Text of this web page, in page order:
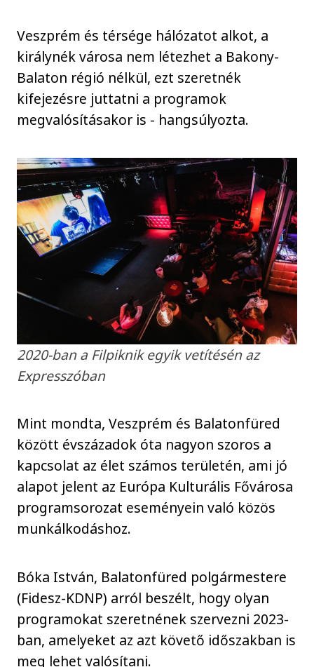
Veszprém és térsége hálózatot alkot, a
királynék városa nem létezhet a Bakony-
Balaton régió nélkül, ezt szeretnék
kifejezésre juttatni a programok
megvalósításakor is - hangsúlyozta.
2020-ban a Filpiknik egyik vetítésén az
Expresszóban
Mint mondta, Veszprém és Balatonfüred
között évszázadok óta nagyon szoros a
kapcsolat az élet számos területén, ami jó
alapot jelent az Európa Kulturális Fővárosa
programsorozat eseményein való közös
munkálkodáshoz.
Bóka István, Balatonfüred polgármestere
(Fidesz-KDNP) arról beszélt, hogy olyan
programokat szeretnének szervezni 2023-
ban, amelyeket az azt követő időszakban is
meg lehet valósítani.